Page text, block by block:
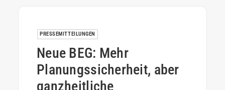
PRESSEMITTEILUNGEN
Neue BEG: Mehr
Planungssicherheit, aber
ganzheitliche